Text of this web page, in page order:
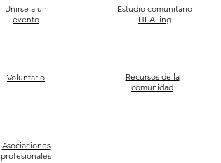
Unirse a un
evento
Estudio comunitario
HEALing
Voluntario
Recursos de la
comunidad
Asociaciones
profesionales